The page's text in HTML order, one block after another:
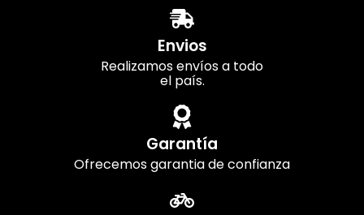
Envios
Realizamos envíos a todo
el país.
Garantía
Ofrecemos garantia de confianza